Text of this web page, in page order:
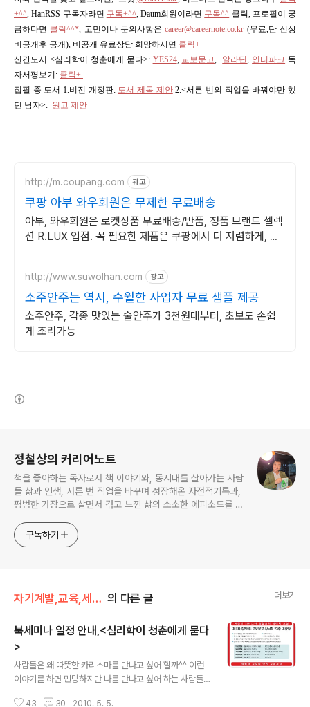
+^^,HanRSS 구독자라면 구독+^^, Daum회원이라면 구독^^ 클릭, 프로필이 궁
금하다면 클릭^^*, 고민이나 문의사항은career@careernote.co.kr (무료,단 신상
비공개후 공개), 비공개 유료상담 희망하시면 클릭+
신간도서 <심리학이 청춘에게 묻다>: YES24, 교보문고, 알라딘, 인터파크 독
자서평보기: 클릭+
집필 중 도서 1.비전 개정판: 도서 제목 제안2.<서른 번의 직업을 바꿔야만 했
던 남자>: 원고 제안
http://m.coupang.com 광고
쿠팡 아부 와우회원은 무제한 무료배송
아부, 와우회원은 로켓상품 무료배송/반품, 정품 브랜드 셀렉
션 R.LUX 입점. 꼭 필요한 제품은 쿠팡에서 더 저렴하게, 로
http://www.suwolhan.com 광고
소주안주는 역시, 수월한 사업자 무료 샘플 제공
소주안주, 각종 맛있는 술안주가 3천원대부터, 초보도 손쉽
게 조리가능
정철상의 커리어노트
책을 좋아하는 독자로서 책 이야기와, 동시대를 살아가는 사람
들 삶과 인생, 서른 번 직업을 바꾸며 성장해온 자전적기록과,
평범한 가장으로 살면서 겪고 느낀 삶의 소소한 에피소드를 전
고픈 커리어코치, 유튜브: 정교수의 인생수업
구독하기
자기계발,교육,세미나 의 다른 글 더보기
북세미나 일정 안내,<심리학이 청춘에게 묻다
>
사람들은 왜 따뜻한 카리스마를 만나고 싶어 할까^^ 이런
이야기를 하면 민망하지만 나를 만나고 싶어 하는 사람들
43 30 2010. 5. 5.